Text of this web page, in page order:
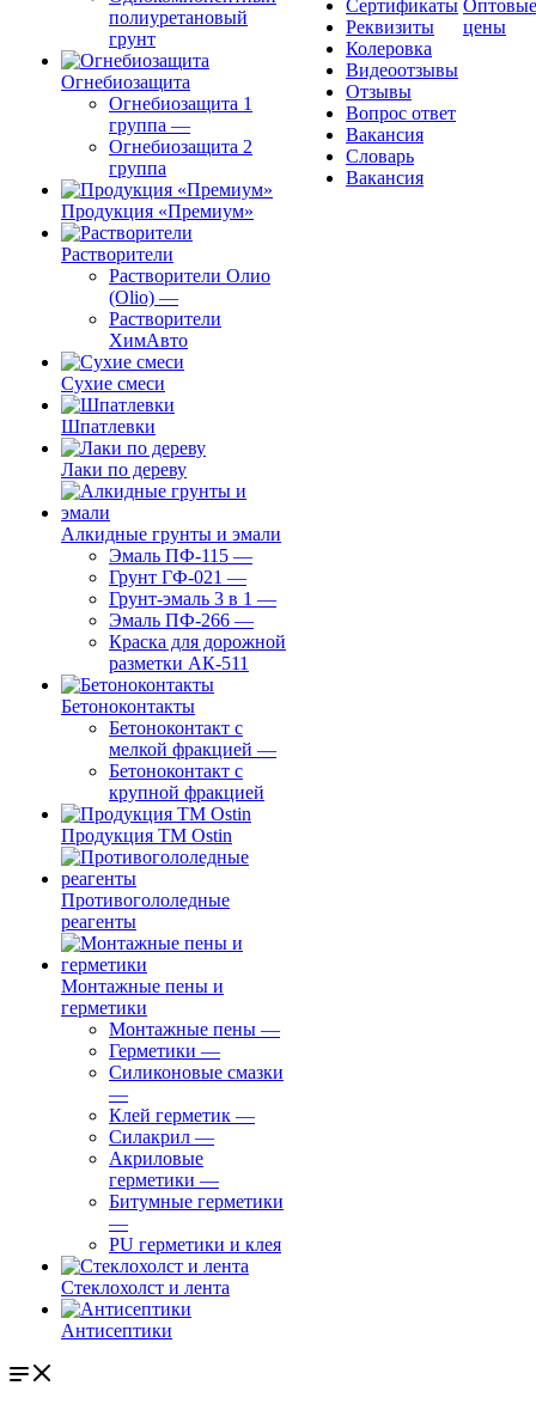
полиуретановый
грунт
Огнебиозащита
Огнебиозащита 1
группа —
Огнебиозащита 2
группа
Продукция «Премиум»
Растворители
Растворители Олио
(Olio) —
Растворители
ХимАвто
Сухие смеси
Шпатлевки
Лаки по дереву
Алкидные грунты и эмали
Эмаль ПФ-115 —
Грунт ГФ-021 —
Грунт-эмаль 3 в 1 —
Эмаль ПФ-266 —
Краска для дорожной
разметки АК-511
Бетоноконтакты
Бетоноконтакт с
мелкой фракцией —
Бетоноконтакт с
крупной фракцией
Продукция ТМ Ostin
Противогололедные
реагенты
Монтажные пены и
герметики
Монтажные пены —
Герметики —
Силиконовые смазки
—
Клей герметик —
Силакрил —
Акриловые
герметики —
Битумные герметики
—
PU герметики и клея
Стеклохолст и лента
Антисептики
Сертификаты
Реквизиты
Колеровка
Видеоотзывы
Отзывы
Вопрос ответ
Вакансия
Словарь
Вакансия
Оптовые
цены